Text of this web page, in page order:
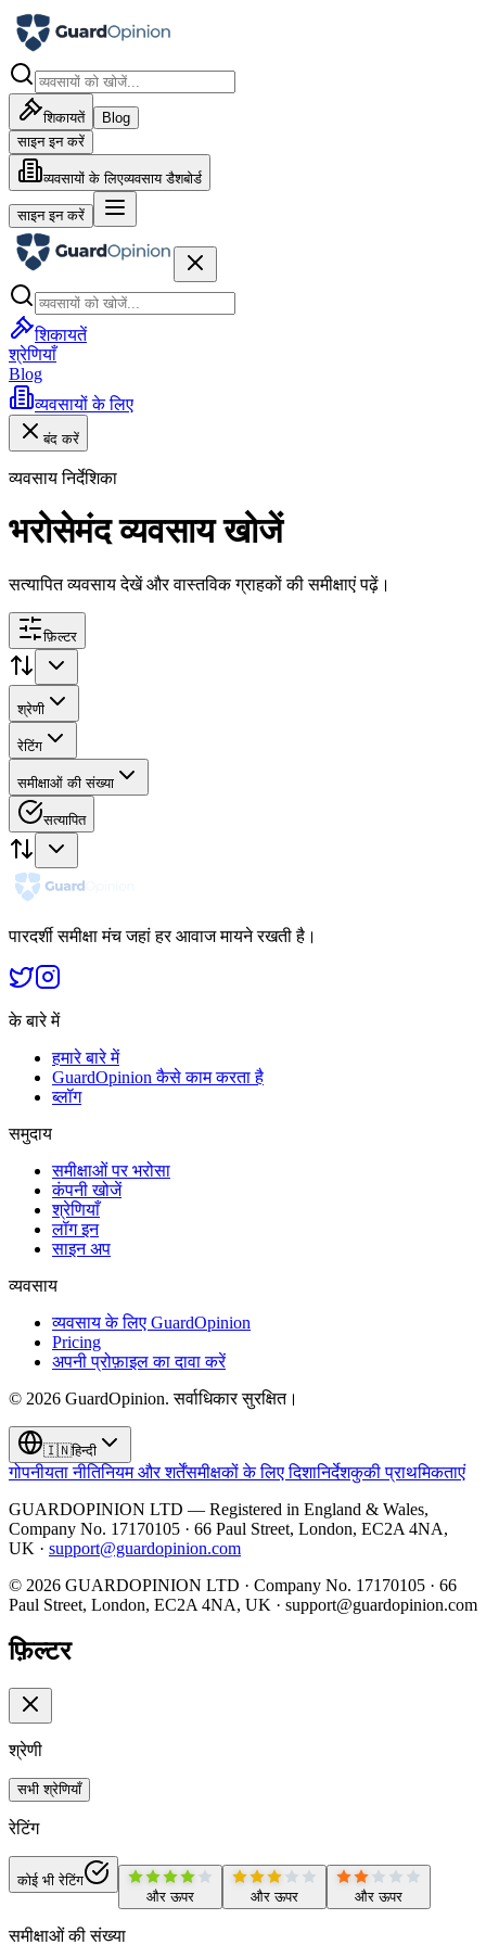
शिकायतें
Blog
साइन इन करें
व्यवसायों के लिएव्यवसाय डैशबोर्ड
साइन इन करें
शिकायतें
श्रेणियाँ
Blog
व्यवसायों के लिए
बंद करें
व्यवसाय निर्देशिका
भरोसेमंद व्यवसाय खोजें
सत्यापित व्यवसाय देखें और वास्तविक ग्राहकों की समीक्षाएं पढ़ें।
फ़िल्टर
श्रेणी
रेटिंग
समीक्षाओं की संख्या
सत्यापित
पारदर्शी समीक्षा मंच जहां हर आवाज मायने रखती है।
के बारे में
हमारे बारे में
GuardOpinion कैसे काम करता है
ब्लॉग
समुदाय
समीक्षाओं पर भरोसा
कंपनी खोजें
श्रेणियाँ
लॉग इन
साइन अप
व्यवसाय
व्यवसाय के लिए GuardOpinion
Pricing
अपनी प्रोफ़ाइल का दावा करें
© 2026 GuardOpinion.सर्वाधिकार सुरक्षित।
🇮🇳हिन्दी
गोपनीयता नीतिनियम और शर्तेंसमीक्षकों के लिए दिशानिर्देशकुकी प्राथमिकताएं
GUARDOPINION LTD — Registered in England & Wales,
Company No. 17170105 · 66 Paul Street, London, EC2A 4NA,
UK · support@guardopinion.com
© 2026 GUARDOPINION LTD · Company No. 17170105 · 66
Paul Street, London, EC2A 4NA, UK · support@guardopinion.com
फ़िल्टर
श्रेणी
सभी श्रेणियाँ
रेटिंग
कोई भी रेटिंग
और ऊपर
और ऊपर और ऊपर
समीक्षाओं की संख्या